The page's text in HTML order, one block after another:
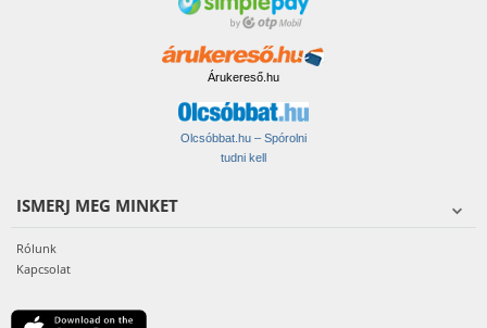
Árukereső.hu
Olcsóbbat.hu – Spórolni
tudni kell
ISMERJ MEG MINKET
Rólunk
Kapcsolat